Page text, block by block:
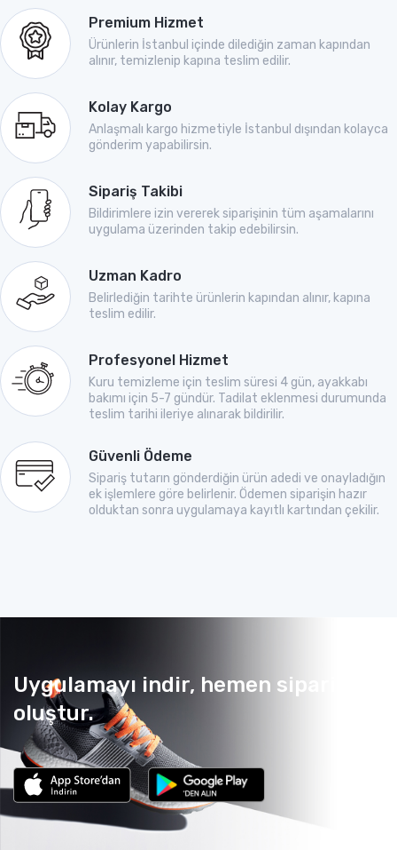
Premium Hizmet
Ürünlerin İstanbul içinde dilediğin zaman kapından
alınır, temizlenip kapına teslim edilir.
Kolay Kargo
Anlaşmalı kargo hizmetiyle İstanbul dışından kolayca
gönderim yapabilirsin.
Sipariş Takibi
Bildirimlere izin vererek siparişinin tüm aşamalarını
uygulama üzerinden takip edebilirsin.
Uzman Kadro
Belirlediğin tarihte ürünlerin kapından alınır, kapına
teslim edilir.
Profesyonel Hizmet
Kuru temizleme için teslim süresi 4 gün, ayakkabı
bakımı için 5-7 gündür. Tadilat eklenmesi durumunda
teslim tarihi ileriye alınarak bildirilir.
Güvenli Ödeme
Sipariş tutarın gönderdiğin ürün adedi ve onayladığın
ek işlemlere göre belirlenir. Ödemen siparişin hazır
olduktan sonra uygulamaya kayıtlı kartından çekilir.
Uygulamayı indir, hemen sipariş
oluştur.